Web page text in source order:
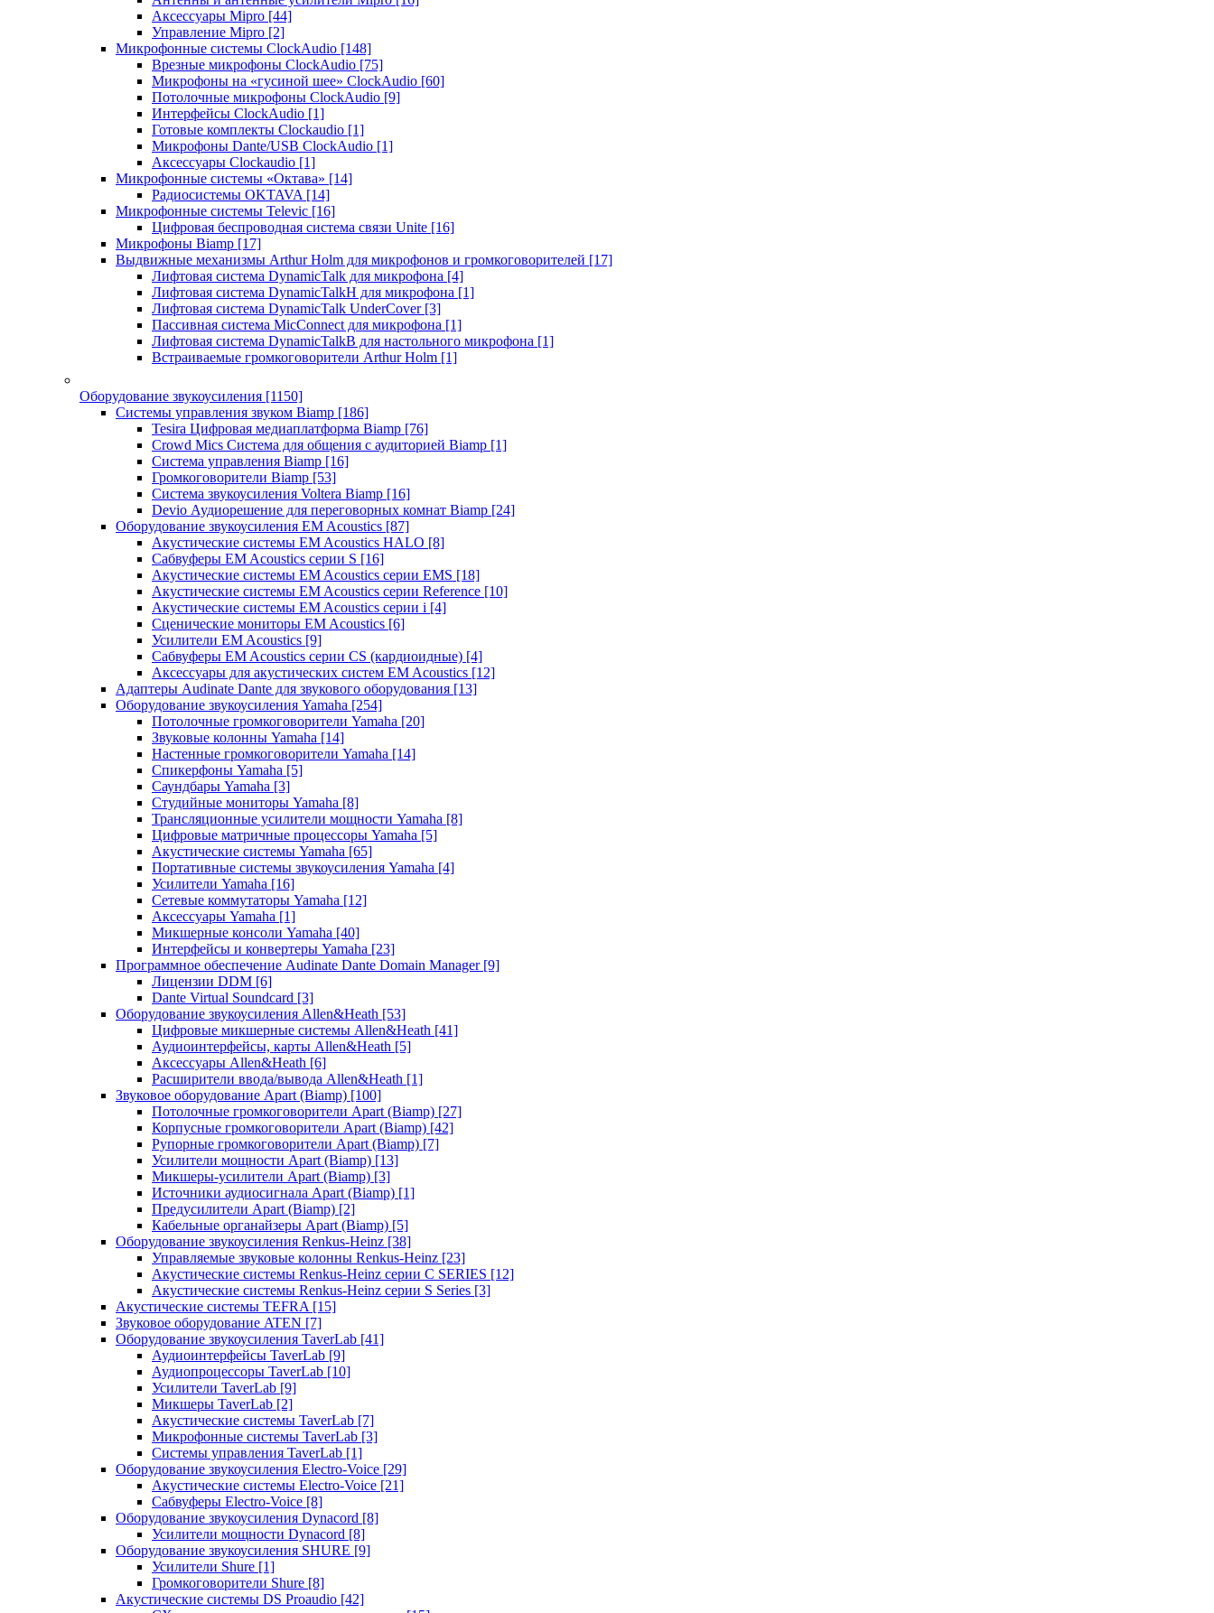
Аксессуары Mipro [44]
Управление Mipro [2]
Микрофонные системы ClockAudio [148]
Врезные микрофоны ClockAudio [75]
Микрофоны на «гусиной шее» ClockAudio [60]
Потолочные микрофоны ClockAudio [9]
Интерфейсы ClockAudio [1]
Готовые комплекты Clockaudio [1]
Микрофоны Dante/USB ClockAudio [1]
Аксессуары Clockaudio [1]
Микрофонные системы «Октава» [14]
Радиосистемы OKTAVA [14]
Микрофонные системы Televic [16]
Цифровая беспроводная система связи Unite [16]
Микрофоны Biamp [17]
Выдвижные механизмы Arthur Holm для микрофонов и громкоговорителей [17]
Лифтовая система DynamicTalk для микрофона [4]
Лифтовая система DynamicTalkH для микрофона [1]
Лифтовая система DynamicTalk UnderCover [3]
Пассивная система MicConnect для микрофона [1]
Лифтовая система DynamicTalkB для настольного микрофона [1]
Встраиваемые громкоговорители Arthur Holm [1]
Оборудование звукоусиления [1150]
Системы управления звуком Biamp [186]
Tesira Цифровая медиаплатформа Biamp [76]
Crowd Mics Система для общения с аудиторией Biamp [1]
Система управления Biamp [16]
Громкоговорители Biamp [53]
Система звукоусиления Voltera Biamp [16]
Devio Аудиорешение для переговорных комнат Biamp [24]
Оборудование звукоусиления EM Acoustics [87]
Акустические системы EM Acoustics HALO [8]
Сабвуферы EM Acoustics серии S [16]
Акустические системы EM Acoustics серии EMS [18]
Акустические системы EM Acoustics серии Reference [10]
Акустические системы EM Acoustics серии i [4]
Сценические мониторы EM Acoustics [6]
Усилители EM Acoustics [9]
Сабвуферы EM Acoustics серии CS (кардиоидные) [4]
Аксессуары для акустических систем EM Acoustics [12]
Адаптеры Audinate Dante для звукового оборудования [13]
Оборудование звукоусиления Yamaha [254]
Потолочные громкоговорители Yamaha [20]
Звуковые колонны Yamaha [14]
Настенные громкоговорители Yamaha [14]
Спикерфоны Yamaha [5]
Саундбары Yamaha [3]
Студийные мониторы Yamaha [8]
Трансляционные усилители мощности Yamaha [8]
Цифровые матричные процессоры Yamaha [5]
Акустические системы Yamaha [65]
Портативные системы звукоусиления Yamaha [4]
Усилители Yamaha [16]
Сетевые коммутаторы Yamaha [12]
Аксессуары Yamaha [1]
Микшерные консоли Yamaha [40]
Интерфейсы и конвертеры Yamaha [23]
Программное обеспечение Audinate Dante Domain Manager [9]
Лицензии DDM [6]
Dante Virtual Soundcard [3]
Оборудование звукоусиления Allen&Heath [53]
Цифровые микшерные системы Allen&Heath [41]
Аудиоинтерфейсы, карты Allen&Heath [5]
Аксессуары Allen&Heath [6]
Расширители ввода/вывода Allen&Heath [1]
Звуковое оборудование Apart (Biamp) [100]
Потолочные громкоговорители Apart (Biamp) [27]
Корпусные громкоговорители Apart (Biamp) [42]
Рупорные громкоговорители Apart (Biamp) [7]
Усилители мощности Apart (Biamp) [13]
Микшеры-усилители Apart (Biamp) [3]
Источники аудиосигнала Apart (Biamp) [1]
Предусилители Apart (Biamp) [2]
Кабельные органайзеры Apart (Biamp) [5]
Оборудование звукоусиления Renkus-Heinz [38]
Управляемые звуковые колонны Renkus-Heinz [23]
Акустические системы Renkus-Heinz серии C SERIES [12]
Акустические системы Renkus-Heinz серии S Series [3]
Акустические системы TEFRA [15]
Звуковое оборудование ATEN [7]
Оборудование звукоусиления TaverLab [41]
Аудиоинтерфейсы TaverLab [9]
Аудиопроцессоры TaverLab [10]
Усилители TaverLab [9]
Микшеры TaverLab [2]
Акустические системы TaverLab [7]
Микрофонные системы TaverLab [3]
Системы управления TaverLab [1]
Оборудование звукоусиления Electro-Voice [29]
Акустические системы Electro-Voice [21]
Сабвуферы Electro-Voice [8]
Оборудование звукоусиления Dynacord [8]
Усилители мощности Dynacord [8]
Оборудование звукоусиления SHURE [9]
Усилители Shure [1]
Громкоговорители Shure [8]
Акустические системы DS Proaudio [42]